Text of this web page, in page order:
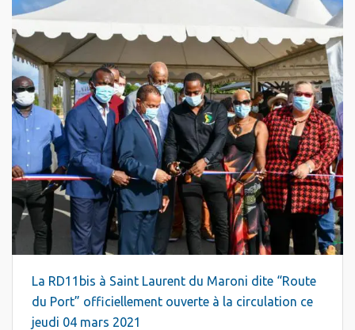
La RD11bis à Saint Laurent du Maroni dite “Route
du Port” officiellement ouverte à la circulation ce
jeudi 04 mars 2021